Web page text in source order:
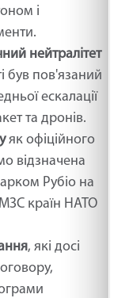
і
нейтралітет
був пов'язаний
ескалації
та дронів.
як офіційного
відзначена
Рубіо на
МЗС країн НАТО
, які досі